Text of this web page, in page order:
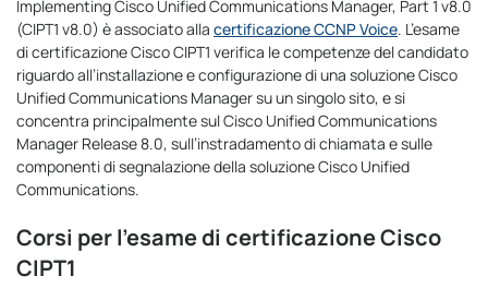
Implementing Cisco Unified Communications Manager, Part 1 v8.0
(CIPT1 v8.0) è associato alla certificazione CCNP Voice. L’esame
di certificazione Cisco CIPT1 verifica le competenze del candidato
riguardo all’installazione e configurazione di una soluzione Cisco
Unified Communications Manager su un singolo sito, e si
concentra principalmente sul Cisco Unified Communications
Manager Release 8.0, sull’instradamento di chiamata e sulle
componenti di segnalazione della soluzione Cisco Unified
Communications.
Corsi per l’esame di certificazione Cisco
CIPT1